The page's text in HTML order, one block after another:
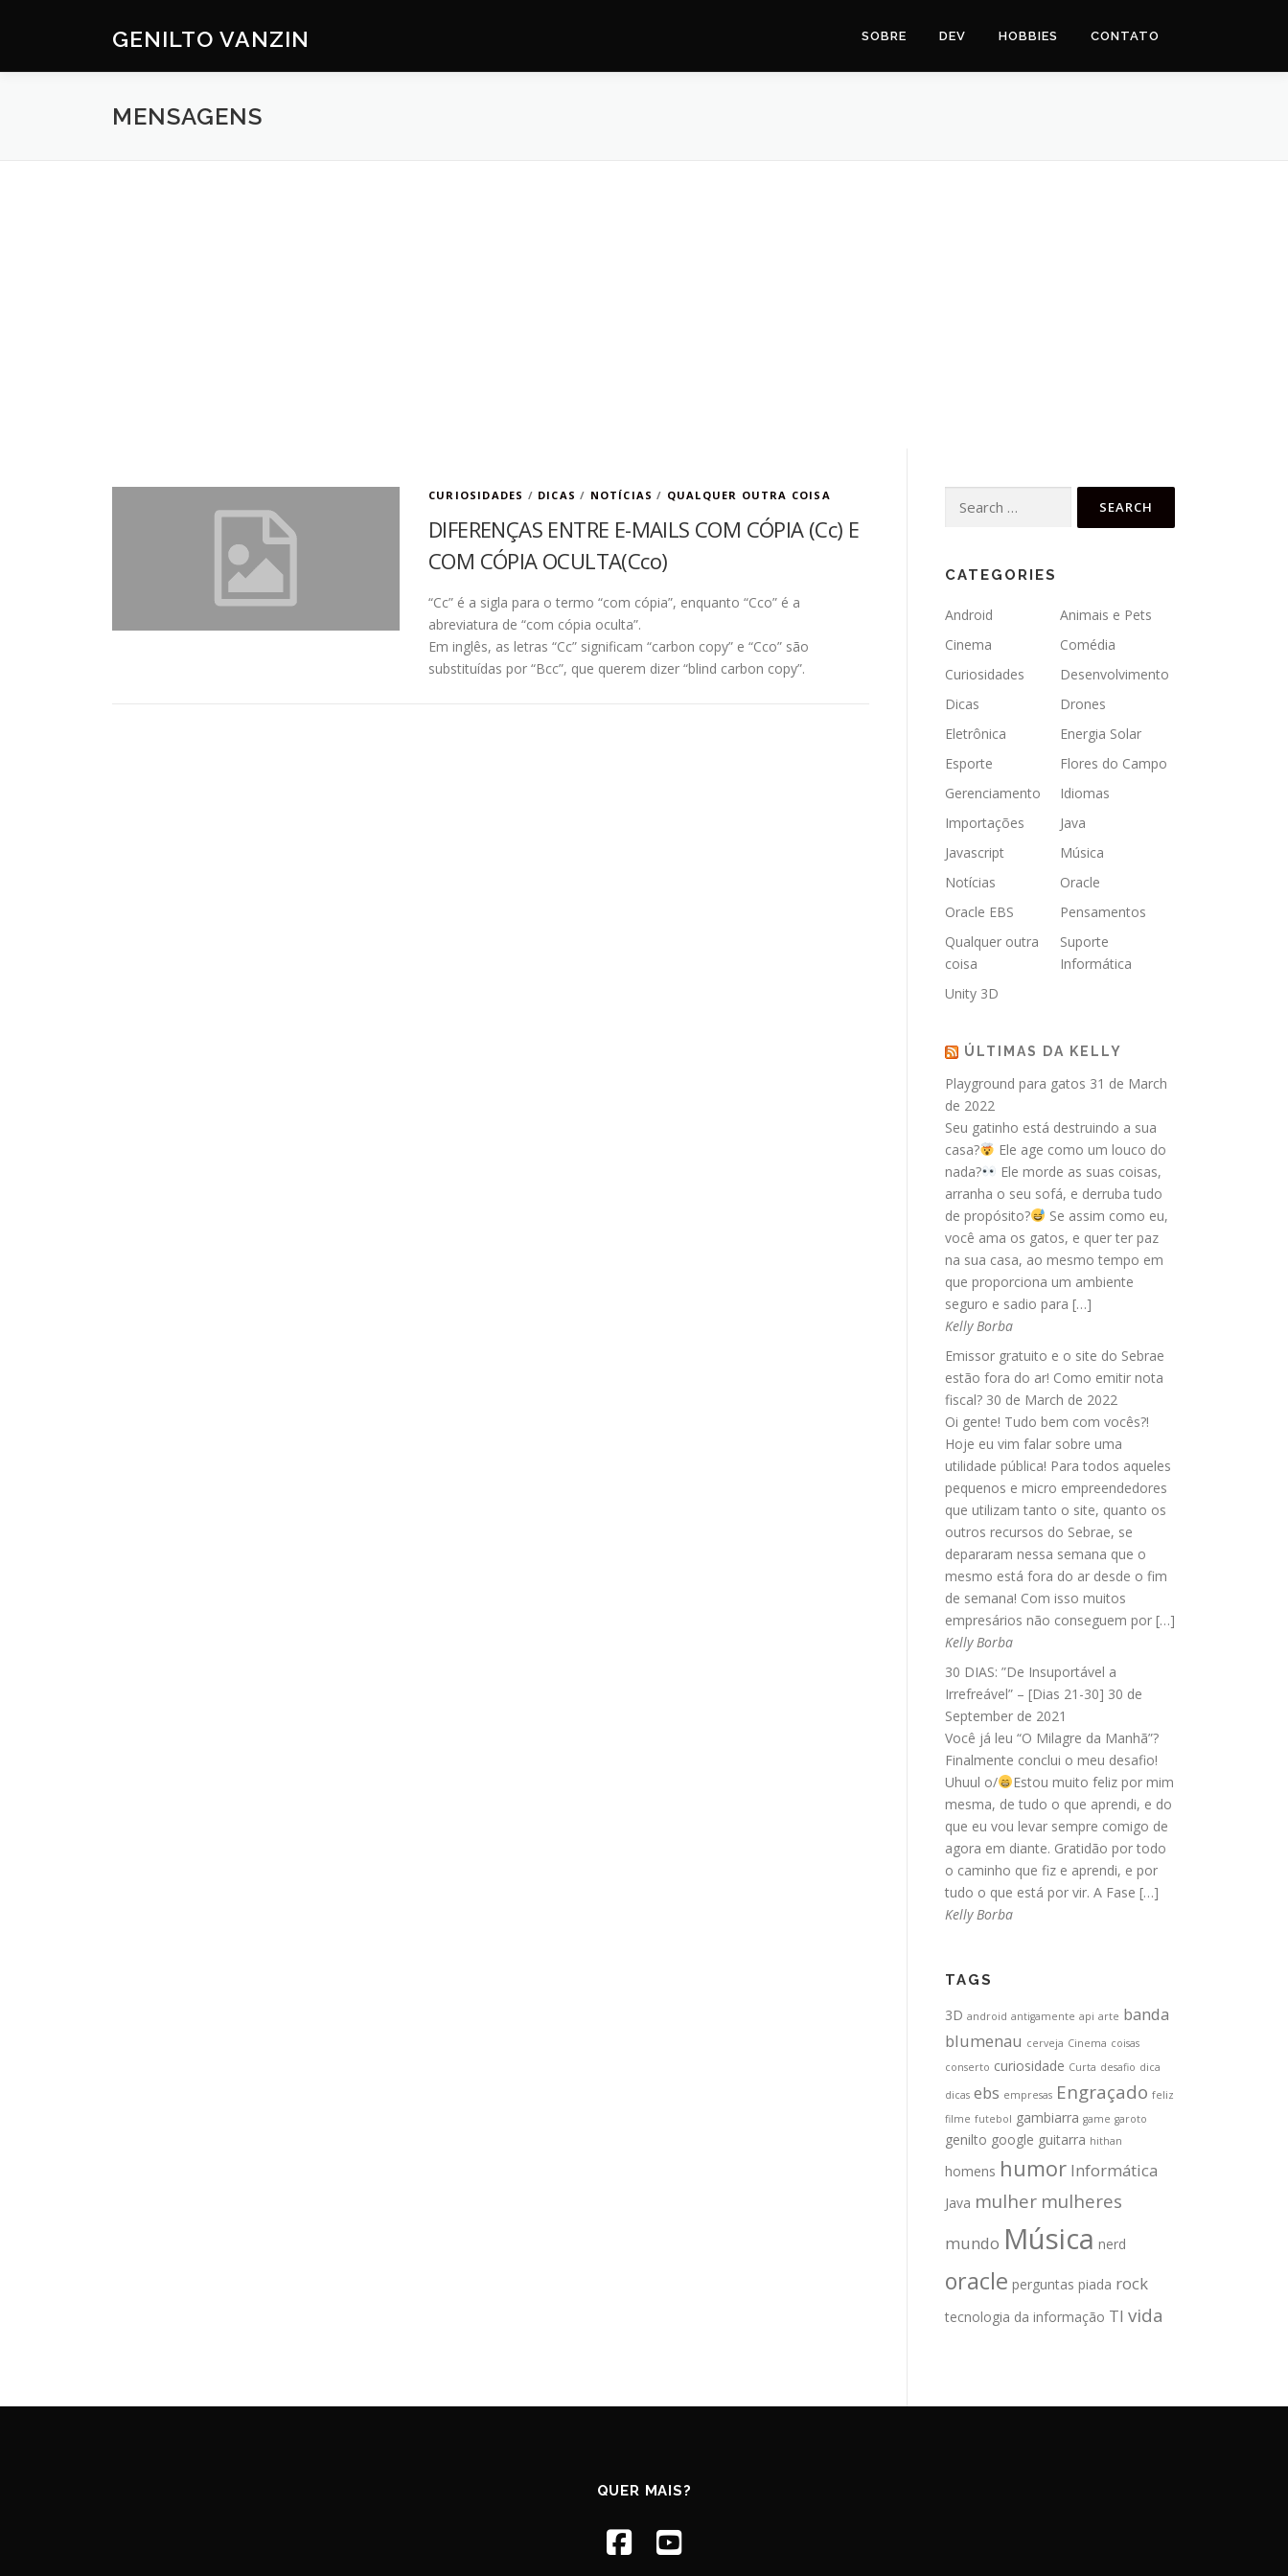
GENILTO VANZIN SOBRE DEV HOBBIES CONTATO
MENSAGENS
CURIOSIDADES / DICAS / NOTÍCIAS / QUALQUER OUTRA COISA
DIFERENÇAS ENTRE E-MAILS COM CÓPIA (Cc) E
COM CÓPIA OCULTA(Cco)
“Cc” é a sigla para o termo “com cópia”, enquanto “Cco” é a
abreviatura de “com cópia oculta”.
Em inglês, as letras “Cc” significam “carbon copy” e “Cco” são
substituídas por “Bcc”, que querem dizer “blind carbon copy”.
for:
CATEGORIES
Android
Animais e Pets
Cinema
Comédia
Curiosidades
Desenvolvimento
Dicas
Drones
Eletrônica
Energia Solar
Esporte
Flores do Campo
Gerenciamento
Idiomas
Importações
Java
Javascript
Música
Notícias
Oracle
Oracle EBS
Pensamentos
Qualquer outra
coisa
Suporte
Informática
Unity 3D
ÚLTIMAS DA KELLY
Playground para gatos 31 de March
de 2022
Seu gatinho está destruindo a sua
casa?
Ele age como um louco do
nada?
Ele morde as suas coisas,
arranha o seu sofá, e derruba tudo
de propósito?
Se assim como eu,
você ama os gatos, e quer ter paz
na sua casa, ao mesmo tempo em
que proporciona um ambiente
seguro e sadio para […]
Kelly Borba
Emissor gratuito e o site do Sebrae
estão fora do ar! Como emitir nota
fiscal? 30 de March de 2022
Oi gente! Tudo bem com vocês?!
Hoje eu vim falar sobre uma
utilidade pública! Para todos aqueles
pequenos e micro empreendedores
que utilizam tanto o site, quanto os
outros recursos do Sebrae, se
depararam nessa semana que o
mesmo está fora do ar desde o fim
de semana! Com isso muitos
empresários não conseguem por […]
Kelly Borba
30 DIAS: ”De Insuportável a
Irrefreável” – [Dias 21-30] 30 de
September de 2021
Você já leu “O Milagre da Manhã”?
Finalmente conclui o meu desafio!
Uhuul o/
Estou muito feliz por mim
mesma, de tudo o que aprendi, e do
que eu vou levar sempre comigo de
agora em diante. Gratidão por todo
o caminho que fiz e aprendi, e por
tudo o que está por vir. A Fase […]
Kelly Borba
TAGS
3D android antigamente api arte banda
blumenau cerveja Cinema coisas
conserto curiosidade Curta desafio dica
dicas ebs empresas Engraçado feliz
filme futebol gambiarra game garoto
genilto google guitarra hithan
homens humor Informática
Java mulher mulheres
mundo Música nerd
oracle perguntas piada rock
tecnologia da informação TI vida
QUER MAIS?